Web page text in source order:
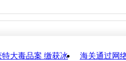
大毒品案 缴获冰
海关通过网